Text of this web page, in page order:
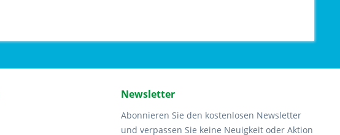
Newsletter
Abonnieren Sie den kostenlosen Newsletter
und verpassen Sie keine Neuigkeit oder Aktion